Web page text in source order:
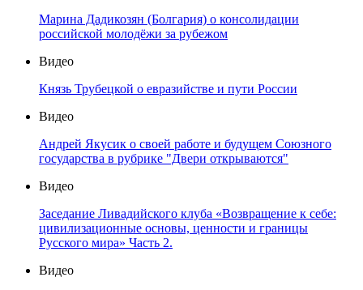
Марина Дадикозян (Болгария) о консолидации
российской молодёжи за рубежом
Видео
Князь Трубецкой о евразийстве и пути России
Видео
Андрей Якусик о своей работе и будущем Союзного
государства в рубрике "Двери открываются"
Видео
Заседание Ливадийского клуба «Возвращение к себе:
цивилизационные основы, ценности и границы
Русского мира» Часть 2.
Видео